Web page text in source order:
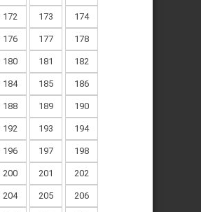
172 173 174
176 177 178
180 181 182
184 185 186
188 189 190
192 193 194
196 197 198
200 201 202
204 205 206